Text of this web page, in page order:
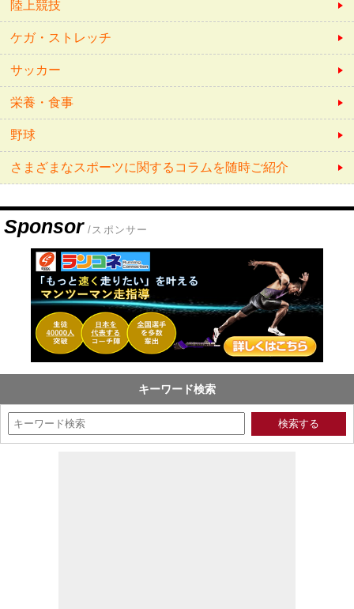
陸上競技
ケガ・ストレッチ
サッカー
栄養・食事
野球
さまざまなスポーツに関するコラムを随時ご紹介
Sponsor /スポンサー
キーワード検索